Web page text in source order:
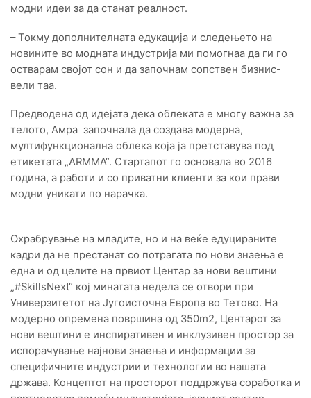
модни идеи за да станат реалност.
– Токму дополнителната едукација и следењето на
новините во модната индустрија ми помогнаа да ги го
остварам својот сон и да започнам сопствен бизнис-
вели таа.
Предводена од идејата дека облеката е многу важна за
телото, Амра започнала да создава модерна,
мултифункционална облека која ја претставува под
етикетата „ARMMA“. Стартапот го основала во 2016
година, а работи и со приватни клиенти за кои прави
модни уникати по нарачка.
Охрабрување на младите, но и на веќе едуцираните
кадри да не престанат со потрагата по нови знаења е
една и од целите на првиот Центар за нови вештини
„#SkillsNext“ кој минатата недела се отвори при
Универзитетот на Југоисточна Европа во Тетово. На
модерно опремена површина од 350m2, Центарот за
нови вештини е инспиративен и инклузивен простор за
испорачување најнови знаења и информации за
специфичните индустрии и технологии во нашата
држава. Концептот на просторот поддржува соработка и